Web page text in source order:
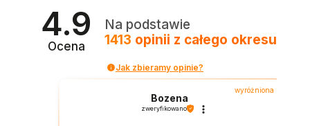
4.9
Ocena
Na podstawie
1413 opinii z całego okresu
Jak zbieramy opinie?
wyróżniona
Bozena
zweryfikowano